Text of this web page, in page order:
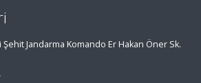
Jandarma Komando Er Hakan Öner Sk.